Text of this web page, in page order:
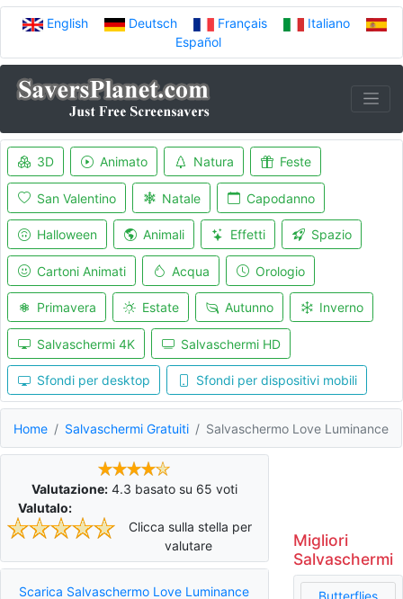
English Deutsch Français
Italiano
Español
3D Animato Natura Feste
San Valentino Natale Capodanno
Halloween Animali Effetti Spazio
Cartoni Animati Acqua Orologio
Primavera Estate Autunno Inverno
Salvaschermi 4K Salvaschermi HD
Sfondi per desktop Sfondi per dispositivi mobili
Home Salvaschermi Gratuiti Salvaschermo Love Luminance
Valutazione: 4.3 basato su 65 voti
Valutalo:
Clicca sulla stella per
valutare
Scarica Salvaschermo Love Luminance
Migliori
Salvaschermi
Butterflies